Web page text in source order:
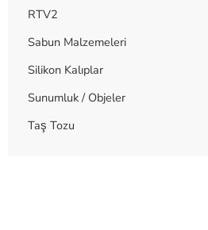
RTV2
Sabun Malzemeleri
Silikon Kalıplar
Sunumluk / Objeler
Taş Tozu